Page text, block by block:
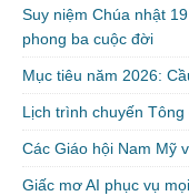
Suy niệm Chúa nhật
phong ba cuộc đời
Mục tiêu năm 2026:
Lịch trình chuyến
Các Giáo hội Nam Mỹ
Giấc mơ AI phục vụ